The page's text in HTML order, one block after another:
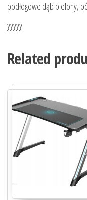
podłogowe dąb bielony,
yyyyy
Related